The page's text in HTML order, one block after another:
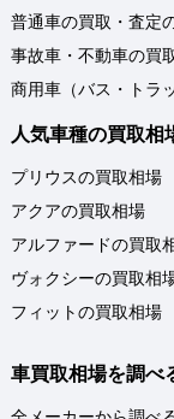
普通車の買取・査定
事故車・不動車の買
商用車（バス・トラ
人気車種の買取相
プリウスの買取相場
アクアの買取相場
アルファードの買取
ヴォクシーの買取相
フィットの買取相場
車買取相場を調べ